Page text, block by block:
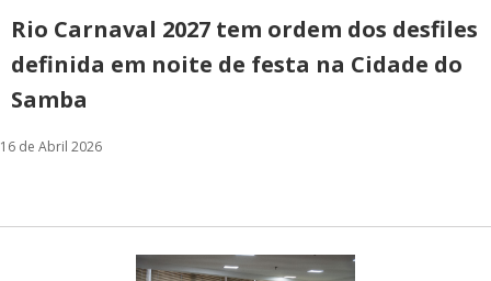
Rio Carnaval 2027 tem ordem dos desfiles
definida em noite de festa na Cidade do
Samba
16 de Abril 2026